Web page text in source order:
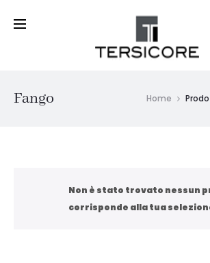
Fango Home
Non è stato trovato nessun
corrisponde alla tua